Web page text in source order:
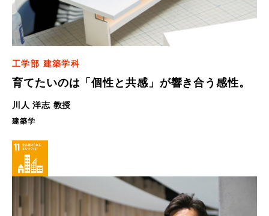
工学部 建築学科
育てたいのは「個性と共感」が響き合う感性。
川人 洋志 教授
建築学